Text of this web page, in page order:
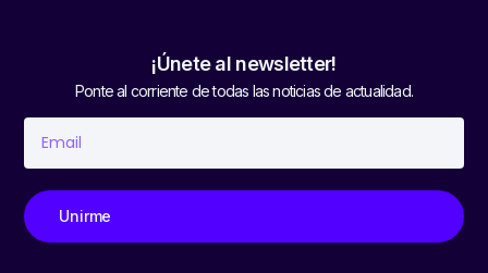
¡Únete al newsletter!
Ponte al corriente de todas las noticias de actualidad.
Unirme